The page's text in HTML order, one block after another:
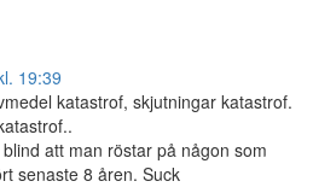
19:39
katastrof, skjutningar katastrof.
att man röstar på någon som
senaste 8 åren. Suck